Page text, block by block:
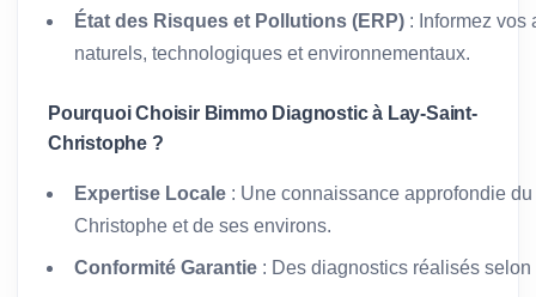
État des Risques et Pollutions (ERP) : Informez vos
naturels, technologiques et environnementaux.
Pourquoi Choisir Bimmo Diagnostic à Lay-Saint-
Christophe ?
Expertise Locale : Une connaissance approfondie
Christophe et de ses environs.
Conformité Garantie : Des diagnostics réalisés